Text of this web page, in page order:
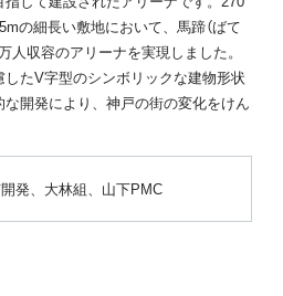
の細長い敷地において、馬蹄（ばて
人収容のアリーナを実現しました。
たV字型のシンボリックな建物形状
開発により、神戸の街の変化をけん
発、大林組、山下PMC